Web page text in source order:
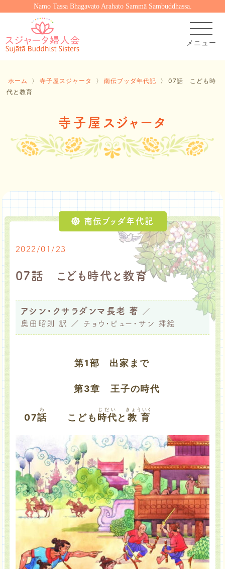
Namo Tassa Bhagavato Arahato Sammā Sambuddhassa.
ホーム 〉 寺子屋スジャータ 〉 南伝ブッダ年代記 〉
07話 こども時
代と教育
寺子屋スジャータ
2022/01/23
南伝ブッダ年代記
07話 こども時代と教育
アシン・クサラダンマ長老 著
／
奥田昭則 訳 ／ チョウ・ピュー・サン 挿絵
第1部 出家まで
第3章 王子の時代
07話
わ
こども 時代
じだい
と 教育
きょういく